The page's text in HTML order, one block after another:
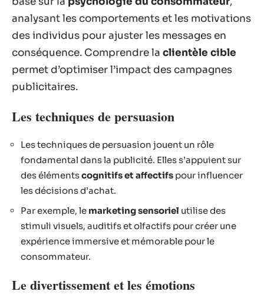
analysant les comportements et les motivations
des individus pour ajuster les messages en
conséquence. Comprendre la clientèle cible
permet d’optimiser l’impact des campagnes
publicitaires.
Les techniques de persuasion
Les techniques de persuasion jouent un rôle
fondamental dans la publicité. Elles s’appuient sur
des élémentscognitifs et affectifs pour influencer
les décisions d’achat.
Par exemple, le marketing sensoriel utilise des
stimuli visuels, auditifs et olfactifs pour créer une
expérience immersive et mémorable pour le
consommateur.
Le divertissement et les émotions